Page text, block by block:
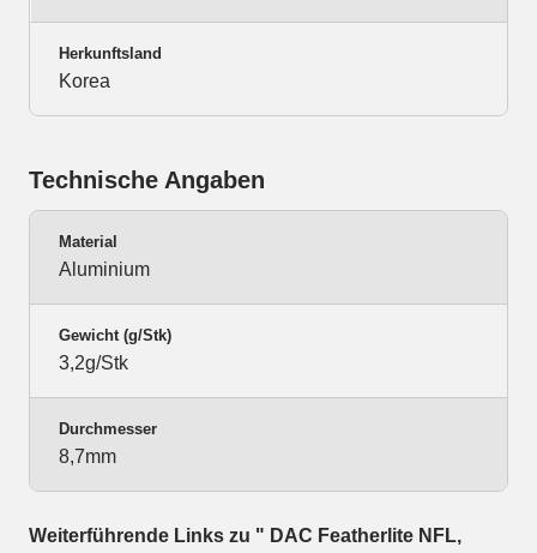
Herkunftsland
Korea
Technische Angaben
Material
Aluminium
Gewicht (g/Stk)
3,2g/Stk
Durchmesser
8,7mm
Weiterführende Links zu " DAC Featherlite NFL,